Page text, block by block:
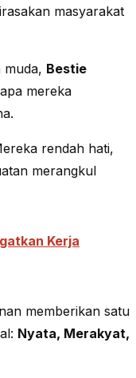
masyarakat
Bestie
mereka
rendah hati,
merangkul
Kerja
memberikan satu
Nyata, Merakyat,